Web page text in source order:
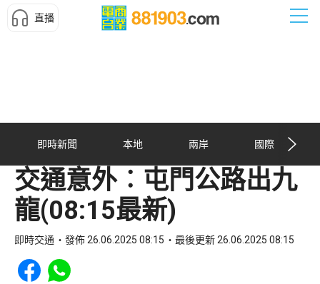
直播
即時新聞 本地 兩岸 國際
交通意外︰屯門公路出九
龍(08:15最新)
即時交通 發佈 26.06.2025 08:15 最後更新 26.06.2025 08:15
Share to Facebook
Share to WhatsApp